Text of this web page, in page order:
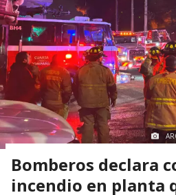
Bomberos declara
incendio en planta